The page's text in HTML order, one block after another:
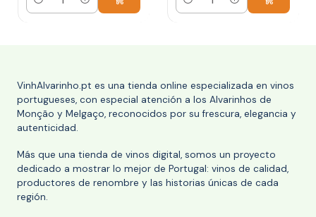
Cantidad Cantidad
VinhAlvarinho.pt es una tienda online especializada en vinos
portugueses, con especial atención a los Alvarinhos de
Monção y Melgaço, reconocidos por su frescura, elegancia y
autenticidad.
Más que una tienda de vinos digital, somos un proyecto
dedicado a mostrar lo mejor de Portugal: vinos de calidad,
productores de renombre y las historias únicas de cada
región.